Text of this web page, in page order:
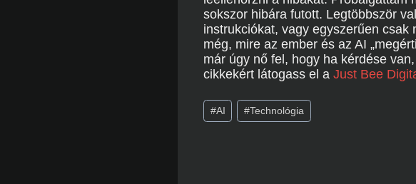
sokszor hibára futott. Legtöbbször
instrukciókat, vagy egyszerűen
még, mire az ember és az AI
már úgy nő fel, hogy ha kérdése
cikkekért látogass el a Just Bee
Post
Tags:
#AI #Technológia